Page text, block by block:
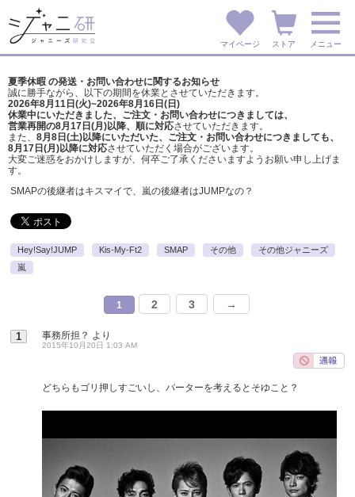
マイページ ストア メニュー
夏季休暇 の発送・お問い合わせに関するお知らせ
誠に勝手ながら、以下の期間を休業とさせていただきます。
2026年8月11日(火)~2026年8月16日(日)
休業中にいただきました、ご注文・お問い合わせにつきましては、
営業再開の8月17日(月)以降、順に対応させていただきます。
また、 8月8日(土)以降にいただいた、ご注文・ お問い合わせにつきましても、
8月17日(月)以降に対応させていただく場合がございます。
大変ご迷惑をおかけしますが、 何卒ご了承くださいますようお願い申し上げま
す。
SMAPの後継者はキスマイで、嵐の後継者はJUMPなの？
Hey!Say!JUMP Kis-My-Ft2 SMAP その他
その他ジャニーズ
嵐
1 2 3 →
1 事務所担？ より
2015年10月20日 1:03 AM
どちらもゴリ押しすごいし、バーターを考えるとそゆこと？